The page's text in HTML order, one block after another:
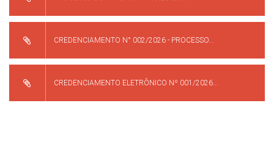
CREDENCIAMENTO N° 002/2026 - PROCESSO...
CREDENCIAMENTO ELETRÔNICO Nº 001/2026...